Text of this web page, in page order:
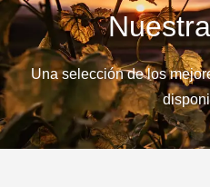
Una selección de los